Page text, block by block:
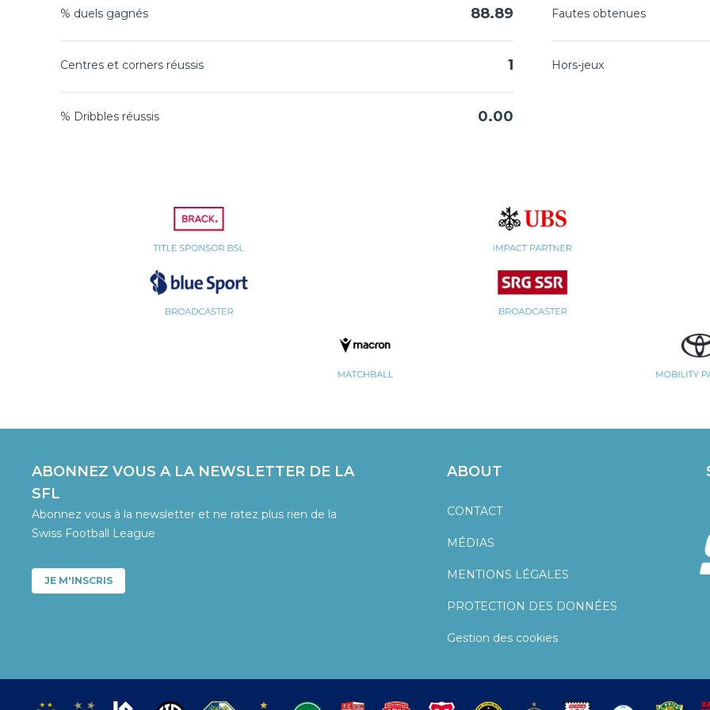
% duels gagnés 88.89
Centres et corners réussis 1
% Dribbles réussis 0.00
Fautes obtenues
Hors-jeux
ABONNEZ VOUS A LA NEWSLETTER DE LA
SFL
Abonnez vous à la newsletter et ne ratez plus rien de la
Swiss Football League
JE M'INSCRIS
ABOUT
CONTACT
MÉDIAS
MENTIONS LÉGALES
PROTECTION DES DONNÉES
Gestion des cookies